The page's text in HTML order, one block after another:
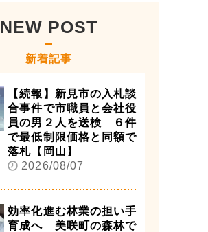
NEW POST
新着記事
【続報】新見市の入札談
合事件で市職員と会社役
員の男２人を送検 ６件
で最低制限価格と同額で
落札【岡山】
2026/08/07
効率化進む林業の担い手
育成へ 美咲町の森林で